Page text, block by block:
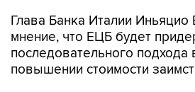
Глава Банка Италии Иньяцио
мнение, что ЕЦБ будет
последовательного подхода
повышении стоимости